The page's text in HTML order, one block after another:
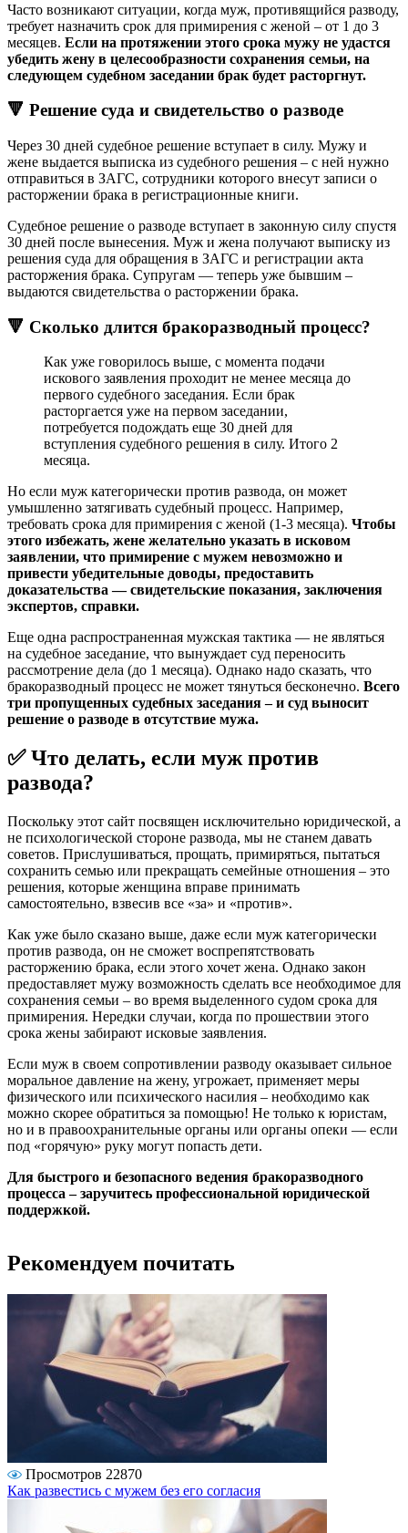
Часто возникают ситуации, когда муж, противящийся разводу,
требует назначить срок для примирения с женой – от 1 до 3
месяцев. Если на протяжении этого срока мужу не удастся
убедить жену в целесообразности сохранения семьи, на
следующем судебном заседании брак будет расторгнут.
🔻 Решение суда и свидетельство о разводе
Через 30 дней судебное решение вступает в силу. Мужу и
жене выдается выписка из судебного решения – с ней нужно
отправиться в ЗАГС, сотрудники которого внесут записи о
расторжении брака в регистрационные книги.
Судебное решение о разводе вступает в законную силу спустя
30 дней после вынесения. Муж и жена получают выписку из
решения суда для обращения в ЗАГС и регистрации акта
расторжения брака. Супругам — теперь уже бывшим –
выдаются свидетельства о расторжении брака.
🔻 Сколько длится бракоразводный процесс?
Как уже говорилось выше, с момента подачи
искового заявления проходит не менее месяца до
первого судебного заседания. Если брак
расторгается уже на первом заседании,
потребуется подождать еще 30 дней для
вступления судебного решения в силу. Итого 2
месяца.
Но если муж категорически против развода, он может
умышленно затягивать судебный процесс. Например,
требовать срока для примирения с женой (1-3 месяца). Чтобы
этого избежать, жене желательно указать в исковом
заявлении, что примирение с мужем невозможно и
привести убедительные доводы, предоставить
доказательства — свидетельские показания, заключения
экспертов, справки.
Еще одна распространенная мужская тактика — не являться
на судебное заседание, что вынуждает суд переносить
рассмотрение дела (до 1 месяца). Однако надо сказать, что
бракоразводный процесс не может тянуться бесконечно. Всего
три пропущенных судебных заседания – и суд выносит
решение о разводе в отсутствие мужа.
✅ Что делать, если муж против
развода?
Поскольку этот сайт посвящен исключительно юридической, а
не психологической стороне развода, мы не станем давать
советов. Прислушиваться, прощать, примиряться, пытаться
сохранить семью или прекращать семейные отношения – это
решения, которые женщина вправе принимать
самостоятельно, взвесив все «за» и «против».
Как уже было сказано выше, даже если муж категорически
против развода, он не сможет воспрепятствовать
расторжению брака, если этого хочет жена. Однако закон
предоставляет мужу возможность сделать все необходимое для
сохранения семьи – во время выделенного судом срока для
примирения. Нередки случаи, когда по прошествии этого
срока жены забирают исковые заявления.
Если муж в своем сопротивлении разводу оказывает сильное
моральное давление на жену, угрожает, применяет меры
физического или психического насилия – необходимо как
можно скорее обратиться за помощью! Не только к юристам,
но и в правоохранительные органы или органы опеки — если
под «горячую» руку могут попасть дети.
Для быстрого и безопасного ведения бракоразводного
процесса – заручитесь профессиональной юридической
поддержкой.
Рекомендуем почитать
Просмотров 22870
Как развестись с мужем без его согласия